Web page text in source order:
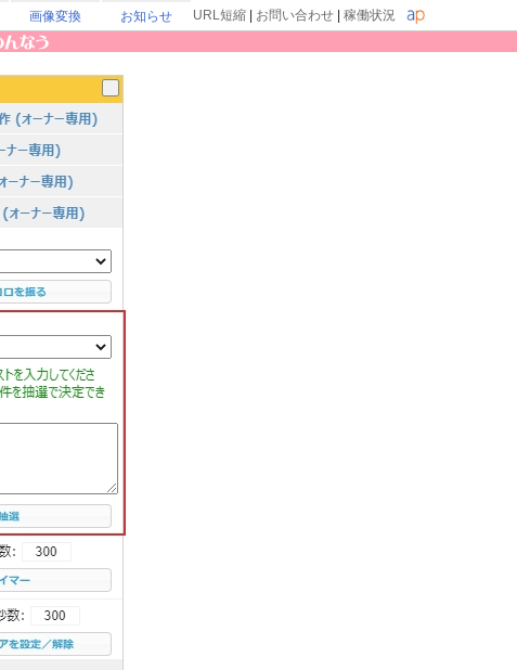
画像変換 お知らせ URL短縮 お問い合わせ 稼働状況